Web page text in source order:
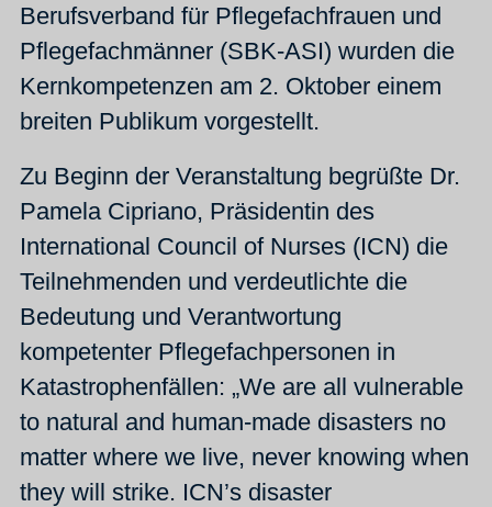
Berufsverband für Pflegefachfrauen und
Pflegefachmänner (SBK-ASI) wurden die
Kernkompetenzen am 2. Oktober einem
breiten Publikum vorgestellt.
Zu Beginn der Veranstaltung begrüßte Dr.
Pamela Cipriano, Präsidentin des
International Council of Nurses (ICN) die
Teilnehmenden und verdeutlichte die
Bedeutung und Verantwortung
kompetenter Pflegefachpersonen in
Katastrophenfällen: „We are all vulnerable
to natural and human-made disasters no
matter where we live, never knowing when
they will strike. ICN’s disaster